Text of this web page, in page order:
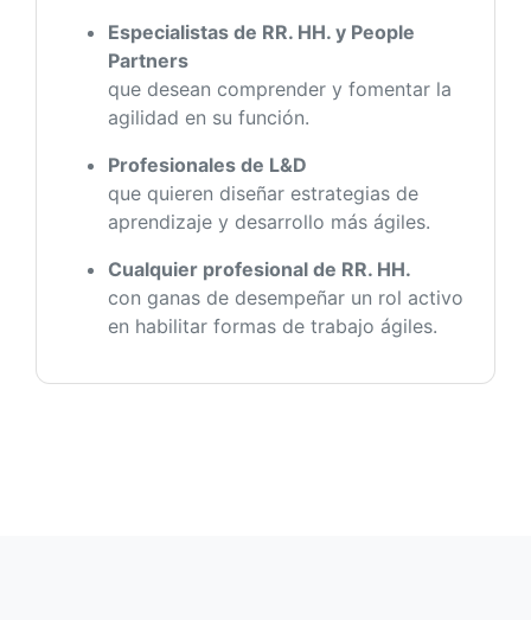
Especialistas de RR. HH. y People
Partners
que desean comprender y fomentar la
agilidad en su función.
Profesionales de L&D
que quieren diseñar estrategias de
aprendizaje y desarrollo más ágiles.
Cualquier profesional de RR. HH.
con ganas de desempeñar un rol activo
en habilitar formas de trabajo ágiles.